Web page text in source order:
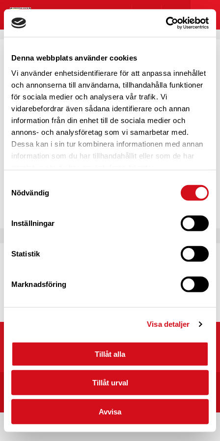
Denna webbplats använder cookies
Vi använder enhetsidentifierare för att anpassa innehållet
och annonserna till användarna, tillhandahålla funktioner
för sociala medier och analysera vår trafik. Vi
vidarebefordrar även sådana identifierare och annan
information från din enhet till de sociala medier och
annons- och analysföretag som vi samarbetar med.
Dessa kan i sin tur kombinera informationen med annan
information som du har tillhandahållit eller som de har
Nödvändig
Inställningar
Statistik
Marknadsföring
Visa detaljer
Tillåt alla
Tillåt urval
Avvisa
HOPPSAN! NÅGOT GICK
FEL
samarbetet mellan Caravan Club of Sweden
Läs mer
Caravan Club of Sweden
Kyrkvägen 25, 703 75 ÖREBRO
INTEGRITET/VILLKOR